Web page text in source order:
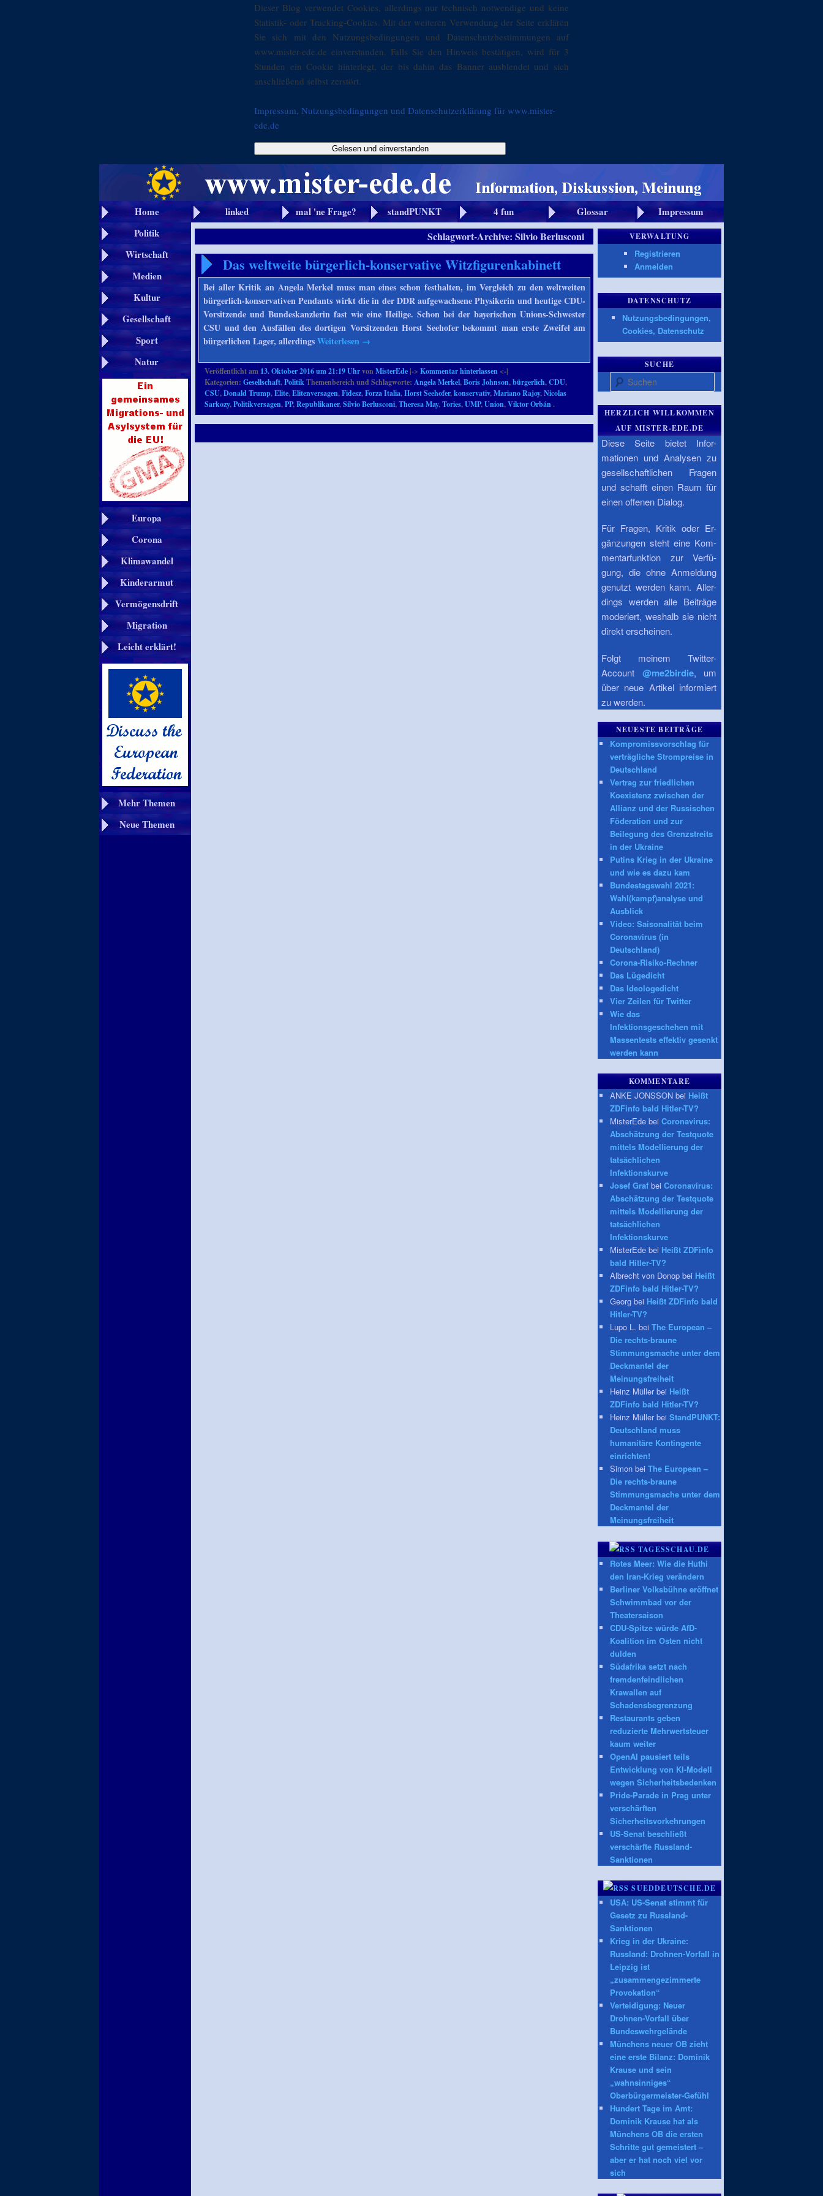
Dieser Blog verwendet Cookies, allerdings nur technisch notwendige und keine
Statistik- oder Tracking-Cookies. Mit der weiteren Verwendung der Seite erklären
Sie sich mit den Nutzungsbedingungen und Datenschutzbestimmungen auf
www.mister-ede.de einverstanden. Falls Sie den Hinweis bestätigen, wird für 3
Stunden ein Cookie hinterlegt, der bis dahin das Banner ausblendet und sich
anschließend selbst zerstört.
Impressum, Nutzungsbedingungen und Datenschutzerklärung für www.mister-
ede.de
Gelesen und einverstanden
Home linked mal 'ne Frage? standPUNKT 4 fun Glossar
Impressum
Politik
Wirtschaft
Medien
Kultur
Gesellschaft
Sport
Natur
Europa
Corona
Klimawandel
Kinderarmut
Vermögensdrift
Migration
Leicht erklärt!
Mehr Themen
Neue Themen
Schlagwort-Archive:Silvio Berlusconi
Das weltweite bürgerlich-konservative Witzfigurenkabinett
Bei aller Kritik an Angela Merkel muss man eines schon festhalten, im Vergleich zu den weltweiten
bürgerlich-konservativen Pendants wirkt die in der DDR aufgewachsene Physikerin und heutige CDU-
Vorsitzende und Bundeskanzlerin fast wie eine Heilige. Schon bei der bayerischen Unions-Schwester
CSU und den Ausfällen des dortigen Vorsitzenden Horst Seehofer bekommt man erste Zweifel am
bürgerlichen Lager, allerdingsWeiterlesen →
Veröffentlicht am 13. Oktober 2016 um 21:19 UhrvonMisterEde |->Kommentar hinterlassen <-|
Kategorien:Gesellschaft,PolitikThemenbereich und Schlagworte:Angela Merkel,Boris Johnson,bürgerlich,CDU,
CSU,Donald Trump,Elite,Elitenversagen,Fidesz,Forza Italia,Horst Seehofer,konservativ,Mariano Rajoy,Nicolas
Sarkozy,Politikversagen,PP,Republikaner,Silvio Berlusconi,Theresa May,Tories,UMP,Union,Viktor Orbán.
VERWALTUNG
Registrieren
Anmelden
DATENSCHUTZ
Nutzungsbedingungen,
Cookies, Datenschutz
SUCHE
Suchen
HERZLICH WILLKOMMEN
AUF MISTER-EDE.DE
Diese Seite bietet Infor-
mationen und Analysen zu
gesellschaftlichen Fragen
und schafft einen Raum für
einen offenen Dialog.
Für Fragen, Kritik oder Er-
gänzungen steht eine Kom-
mentarfunktion zur Verfü-
gung, die ohne Anmeldung
genutzt werden kann. Aller-
dings werden alle Beiträge
moderiert, weshalb sie nicht
direkt erscheinen.
Folgt meinem Twitter-
Account @me2birdie, um
über neue Artikel informiert
zu werden.
NEUESTE BEITRÄGE
Kompromissvorschlag für
verträgliche Strompreise in
Deutschland
Vertrag zur friedlichen
Koexistenz zwischen der
Allianz und der Russischen
Föderation und zur
Beilegung des Grenzstreits
in der Ukraine
Putins Krieg in der Ukraine
und wie es dazu kam
Bundestagswahl 2021:
Wahl(kampf)analyse und
Ausblick
Video: Saisonalität beim
Coronavirus (in
Deutschland)
Corona-Risiko-Rechner
Das Lügedicht
Das Ideologedicht
Vier Zeilen für Twitter
Wie das
Infektionsgeschehen mit
Massentests effektiv gesenkt
werden kann
KOMMENTARE
ANKE JONSSON bei Heißt
ZDFinfo bald Hitler-TV?
MisterEde bei Coronavirus:
Abschätzung der Testquote
mittels Modellierung der
tatsächlichen
Infektionskurve
Josef Graf bei Coronavirus:
Abschätzung der Testquote
mittels Modellierung der
tatsächlichen
Infektionskurve
MisterEde bei Heißt ZDFinfo
bald Hitler-TV?
Albrecht von Donop bei Heißt
ZDFinfo bald Hitler-TV?
Georg bei Heißt ZDFinfo bald
Hitler-TV?
Lupo L. bei The European –
Die rechts-braune
Stimmungsmache unter dem
Deckmantel der
Meinungsfreiheit
Heinz Müller bei Heißt
ZDFinfo bald Hitler-TV?
Heinz Müller bei StandPUNKT:
Deutschland muss
humanitäre Kontingente
einrichten!
Simon bei The European –
Die rechts-braune
Stimmungsmache unter dem
Deckmantel der
Meinungsfreiheit
TAGESSCHAU.DE
Rotes Meer: Wie die Huthi
den Iran-Krieg verändern
Berliner Volksbühne eröffnet
Schwimmbad vor der
Theatersaison
CDU-Spitze würde AfD-
Koalition im Osten nicht
dulden
Südafrika setzt nach
fremdenfeindlichen
Krawallen auf
Schadensbegrenzung
Restaurants geben
reduzierte Mehrwertsteuer
kaum weiter
OpenAI pausiert teils
Entwicklung von KI-Modell
wegen Sicherheitsbedenken
Pride-Parade in Prag unter
verschärften
Sicherheitsvorkehrungen
US-Senat beschließt
verschärfte Russland-
Sanktionen
SUEDDEUTSCHE.DE
USA: US-Senat stimmt für
Gesetz zu Russland-
Sanktionen
Krieg in der Ukraine:
Russland: Drohnen-Vorfall in
Leipzig ist
„zusammengezimmerte
Provokation“
Verteidigung: Neuer
Drohnen-Vorfall über
Bundeswehrgelände
Münchens neuer OB zieht
eine erste Bilanz: Dominik
Krause und sein
„wahnsinniges“
Oberbürgermeister-Gefühl
Hundert Tage im Amt:
Dominik Krause hat als
Münchens OB die ersten
Schritte gut gemeistert –
aber er hat noch viel vor
sich